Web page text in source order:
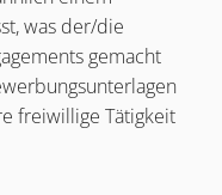
was der/die
gemacht
freiwillige Tätigkeit